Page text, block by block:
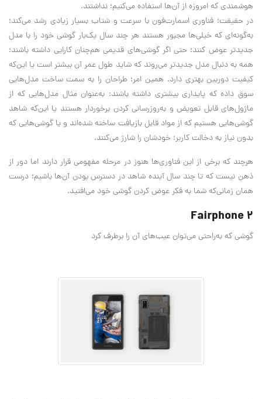
هوشمندی که امروزه از آن‌ها استفاده می‌کنیم؛ نداشتند.
در حقیقت؛ فناوری اسمارت‌فون با سرعت و شتاب بسیار زیادی رشد می‌کند؛
به‌گونه‌ای که خیلی‌ها مجبور هستند هر چند سال یک‌بار گوشی خود را با مدل
جدیدتر عوض کنند؛ حتی اگر گوشی‌های قدیمی هم‌چنان کارایی داشته باشند؛
همه به دنبال مدل جدیدتر می‌روند که شاید طول عمر آن بیشتر است یا این‌که
کیفیت دوربین بهتری دارد. همین امر؛ طراحان را به سمت ساخت مدل‌هایی
سوق داده که پایداری بیشتری داشته باشند: به‌عنوان مثال مدل‌هایی که از
ماژول‌های قابل تعویض و به‌روزرسانی کردن برخوردار هستند یا این‌که شاهد
گوشی‌هایی هستیم که از مواد قابل بازیافت ساخته شده‌اند و یا گوشی‌هایی که
بدون نیاز به دخالت کاربر؛ خودشان را شارژ می‌کنند.
هرچند که برخی از این فناوری‌ها هنوز در مرحله مفهومی قرار دارند اما دور از
ذهن نیست که تا چند سال آینده شاهد در دسترس بودن آن‌ها باشیم؛ درست
همان زمانی‌که شما به فکر عوض کردن گوشی خود می‌افتید.
Fairphone 2
گوشی که به‌راحتی می‌توان عیب‌های آن را برطرف کرد